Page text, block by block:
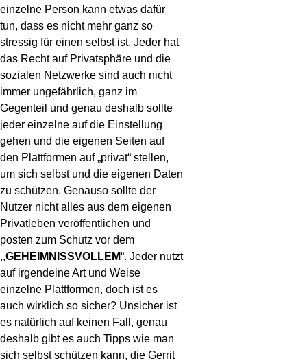
einzelne Person kann etwas dafür
tun, dass es nicht mehr ganz so
stressig für einen selbst ist. Jeder hat
das Recht auf Privatsphäre und die
sozialen Netzwerke sind auch nicht
immer ungefährlich, ganz im
Gegenteil und genau deshalb sollte
jeder einzelne auf die Einstellung
gehen und die eigenen Seiten auf
den Plattformen auf „privat“ stellen,
um sich selbst und die eigenen Daten
zu schützen. Genauso sollte der
Nutzer nicht alles aus dem eigenen
Privatleben veröffentlichen und
posten zum Schutz vor dem
,,GEHEIMNISSVOLLEM“. Jeder nutzt
auf irgendeine Art und Weise
einzelne Plattformen, doch ist es
auch wirklich so sicher? Unsicher ist
es natürlich auf keinen Fall, genau
deshalb gibt es auch Tipps wie man
sich selbst schützen kann, die Gerrit